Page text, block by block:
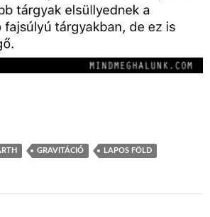
GRAVITÁCIÓ LAPOS FÖLD